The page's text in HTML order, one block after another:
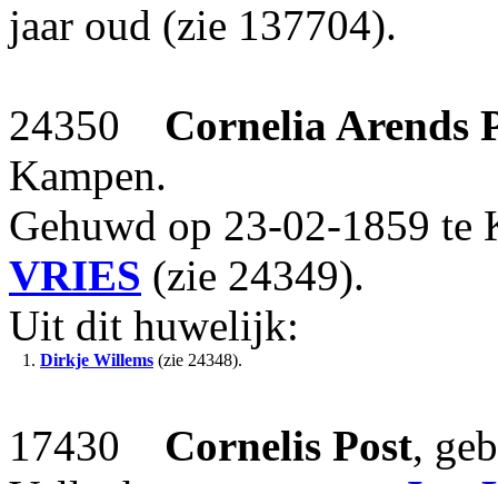
jaar oud (zie 137704).
24350 Cornelia Arends
Kampen.
Gehuwd op 23-02-1859 te
VRIES (zie 24349).
Uit dit huwelijk:
1. Dirkje Willems (zie 24348).
17430 Cornelis Post,